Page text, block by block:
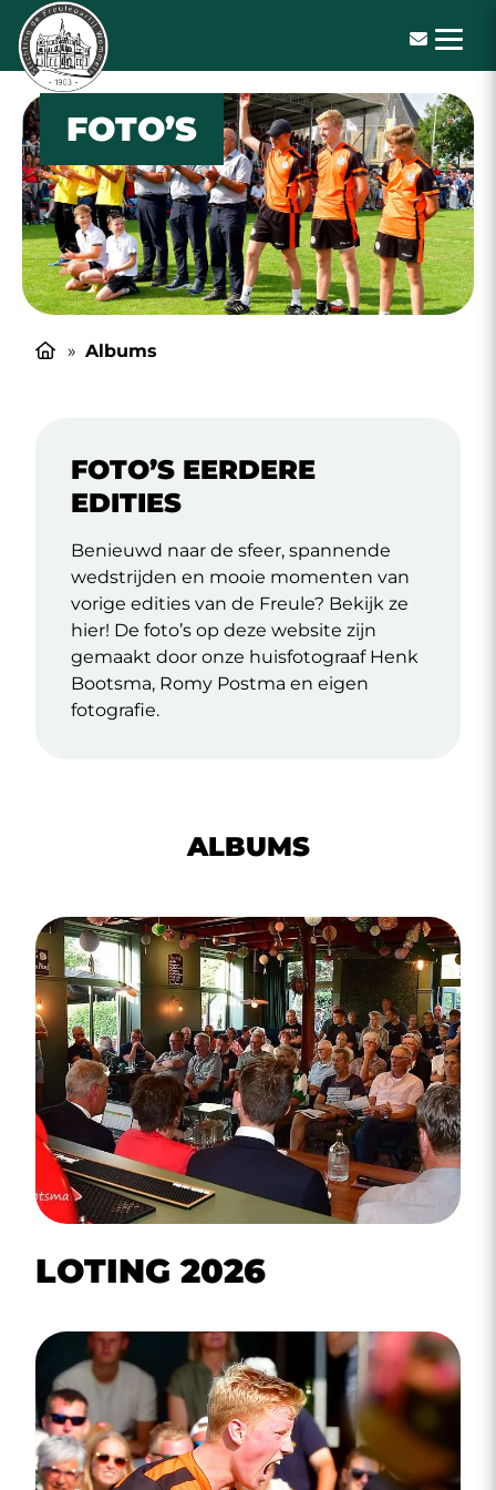
De Freulepartij
FOTO’S
» Albums
FOTO’S EERDERE
EDITIES
Benieuwd naar de sfeer, spannende
wedstrijden en mooie momenten van
vorige edities van de Freule? Bekijk ze
hier! De foto’s op deze website zijn
gemaakt door onze huisfotograaf Henk
Bootsma, Romy Postma en eigen
fotografie.
ALBUMS
LOTING 2026